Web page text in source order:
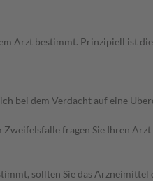
Arzt bestimmt. Prinzipiell ist
bei dem Verdacht auf eine
fragen Sie Ihren
sollten Sie das Arzneimittel